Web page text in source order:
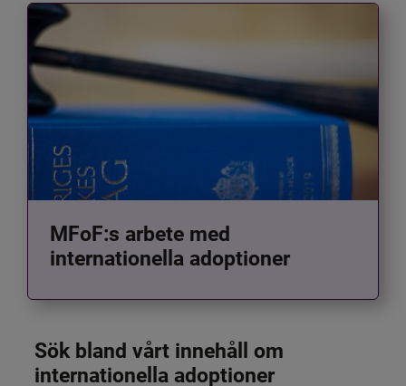
MFoF:s arbete med
internationella adoptioner
Sök bland vårt innehåll om
internationella adoptioner